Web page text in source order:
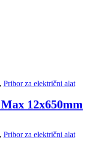
, Pribor za električni alat
12x650mm
, Pribor za električni alat